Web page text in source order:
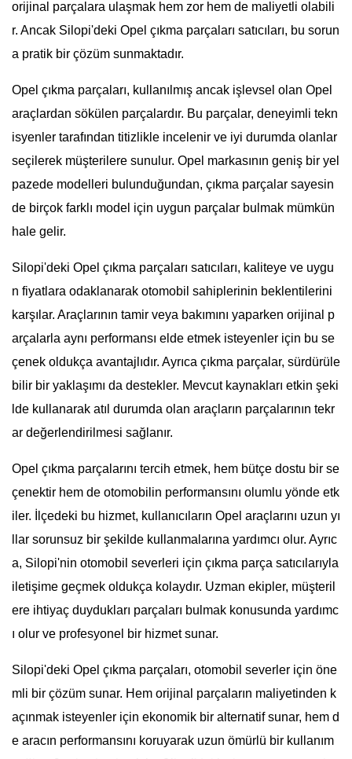
orijinal parçalara ulaşmak hem zor hem de maliyetli olabili
r. Ancak Silopi'deki Opel çıkma parçaları satıcıları, bu sorun
a pratik bir çözüm sunmaktadır.
Opel çıkma parçaları, kullanılmış ancak işlevsel olan Opel
araçlardan sökülen parçalardır. Bu parçalar, deneyimli tekn
isyenler tarafından titizlikle incelenir ve iyi durumda olanlar
seçilerek müşterilere sunulur. Opel markasının geniş bir yel
pazede modelleri bulunduğundan, çıkma parçalar sayesin
de birçok farklı model için uygun parçalar bulmak mümkün
hale gelir.
Silopi'deki Opel çıkma parçaları satıcıları, kaliteye ve uygu
n fiyatlara odaklanarak otomobil sahiplerinin beklentilerini
karşılar. Araçlarının tamir veya bakımını yaparken orijinal p
arçalarla aynı performansı elde etmek isteyenler için bu se
çenek oldukça avantajlıdır. Ayrıca çıkma parçalar, sürdürüle
bilir bir yaklaşımı da destekler. Mevcut kaynakları etkin şeki
lde kullanarak atıl durumda olan araçların parçalarının tekr
ar değerlendirilmesi sağlanır.
Opel çıkma parçalarını tercih etmek, hem bütçe dostu bir se
çenektir hem de otomobilin performansını olumlu yönde etk
iler. İlçedeki bu hizmet, kullanıcıların Opel araçlarını uzun yı
llar sorunsuz bir şekilde kullanmalarına yardımcı olur. Ayrıc
a, Silopi'nin otomobil severleri için çıkma parça satıcılarıyla
iletişime geçmek oldukça kolaydır. Uzman ekipler, müşteril
ere ihtiyaç duydukları parçaları bulmak konusunda yardımc
ı olur ve profesyonel bir hizmet sunar.
Silopi'deki Opel çıkma parçaları, otomobil severler için öne
mli bir çözüm sunar. Hem orijinal parçaların maliyetinden k
açınmak isteyenler için ekonomik bir alternatif sunar, hem d
e aracın performansını koruyarak uzun ömürlü bir kullanım